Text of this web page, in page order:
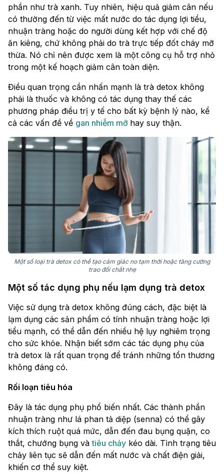
phần như trà xanh. Tuy nhiên, hiệu quả giảm cân nếu
có thường đến từ việc mất nước do tác dụng lợi tiểu,
nhuận tràng hoặc do người dùng kết hợp với chế độ
ăn kiêng, chứ không phải do trà trực tiếp đốt cháy mỡ
thừa. Nó chỉ nên được xem là một công cụ hỗ trợ nhỏ
trong một kế hoạch giảm cân toàn diện.
Điều quan trọng cần nhấn mạnh là trà detox không
phải là thuốc và không có tác dụng thay thế các
phương pháp điều trị y tế cho bất kỳ bệnh lý nào, kể
cả các vấn đề về gan nhiễm mỡ hay suy thận.
Một số loại trà detox có thể tạo cảm giác no tạm thời hoặc tăng cường
trao đổi chất nhẹ
Một số tác dụng phụ nếu lạm dụng trà detox
Việc sử dụng trà detox không đúng cách, đặc biệt là
lạm dụng các sản phẩm có tính nhuận tràng hoặc lợi
tiểu mạnh, có thể dẫn đến nhiều hệ lụy nghiêm trọng
cho sức khỏe. Nhận biết sớm các tác dụng phụ của
trà detox là rất quan trọng để tránh những tổn thương
không đáng có.
Rối loạn tiêu hóa
Đây là tác dụng phụ phổ biến nhất. Các thành phần
nhuận tràng như lá phan tả diệp (senna) có thể gây
kích thích ruột quá mức, dẫn đến đau bụng quặn, co
thắt, chướng bụng vàtiêu chảy kéo dài. Tình trạng tiêu
chảy liên tục sẽ dẫn đến mất nước và chất điện giải,
khiến cơ thể suy kiệt.